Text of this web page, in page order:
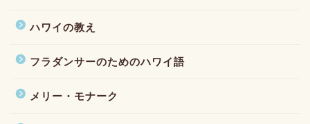
ハワイの教え
フラダンサーのためのハワイ語
メリー・モナーク